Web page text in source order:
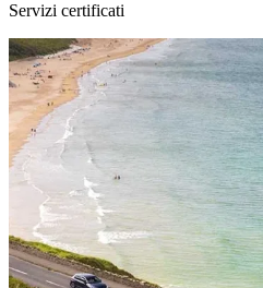
Servizi certificati